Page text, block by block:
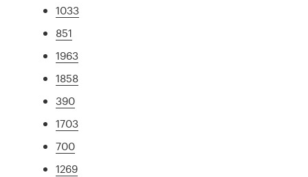
1033
851
1963
1858
390
1703
700
1269